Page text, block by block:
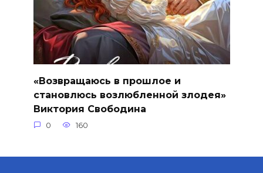
«Возвращаюсь в прошлое и
становлюсь возлюбленной злодея»
Виктория Свободина
0 160